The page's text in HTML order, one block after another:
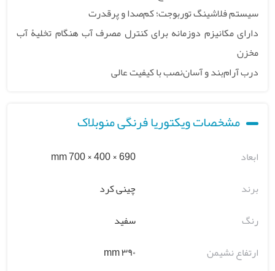
سیستم فلاشینگ توربوجت؛ کم‌صدا و پرقدرت
دارای مکانیزم دوزمانه برای کنترل مصرف آب هنگام تخلیۀ آب
مخزن
درب آرام‌بند و آسان‌نصب با کیفیت عالی
مشخصات ویکتوریا فرنگی منوبلاک
ابعاد
690 × 400 × 700 mm
برند
چینی کرد
رنگ
سفید
ارتفاع نشیمن
۳۹۰ mm